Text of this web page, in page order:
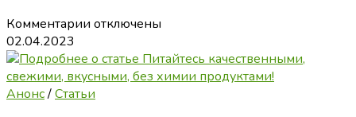
Комментарии к
Выпойка
утят
и
отключены
02.04.2023
Анонс/Статьи